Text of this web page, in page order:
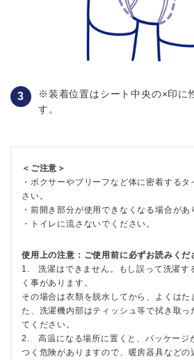
※装着位置はシート中央の×印に
す。
＜ご注意＞
・ボクサーやブリーフなど体に密着する
さい。
・前開き部分が使用できなくなる場合があ
・トイレに流さないでください。
使用上の注意：ご使用前に必ずお読みくだ
1. 洗濯はできません。もし誤って洗濯す
く事があります。
その場合は衣類を脱水してから、よくはた
た、洗濯機内部はティッシュ等で拭き取っ
てください。
2. 高温になる場所に置くと、パッケージ
つく危険がありますので、暖房器具などの